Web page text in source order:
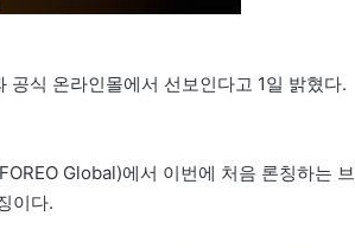
공식 온라인몰에서 선보인다고 1일 밝혔다.
Global)에서 이번에 처음 론칭하는 브
이다.